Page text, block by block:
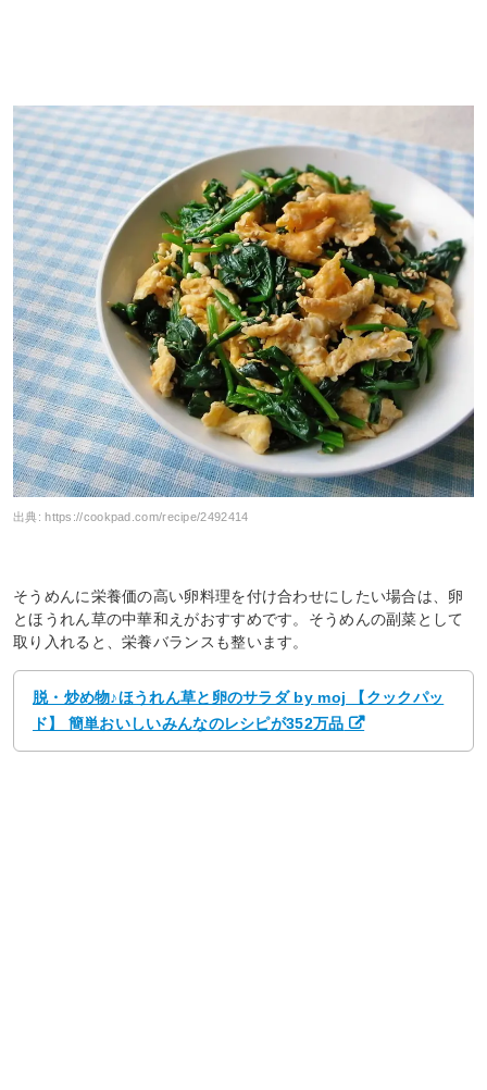
出典:https://cookpad.com/recipe/2492414
そうめんに栄養価の高い卵料理を付け合わせにしたい場合は、卵
とほうれん草の中華和えがおすすめです。そうめんの副菜として
取り入れると、栄養バランスも整います。
脱・炒め物♪ほうれん草と卵のサラダ by moj 【クックパッ
ド】 簡単おいしいみんなのレシピが352万品